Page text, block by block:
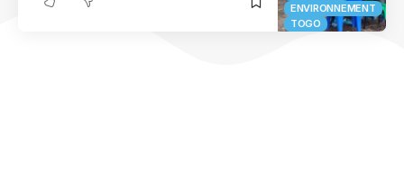
ENVIRONNEMENT
TOGO